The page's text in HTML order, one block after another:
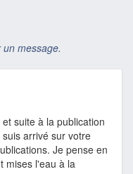
message.
suite à la publication
arrivé sur votre
Je pense en
mises l'eau à la